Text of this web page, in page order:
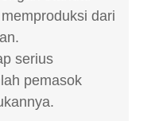
dari
serius
pemasok